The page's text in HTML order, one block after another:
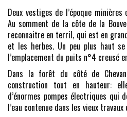
Deux vestiges de l’époque
Au somment de la côte de la
reconnaitre en terril, qui est en
et les herbes. Un peu plus haut
l’emplacement du puits n°4 creusé
Dans la forêt du côté de
construction tout en hauteur:
d’énormes pompes électriques qui
l’eau contenue dans les vieux